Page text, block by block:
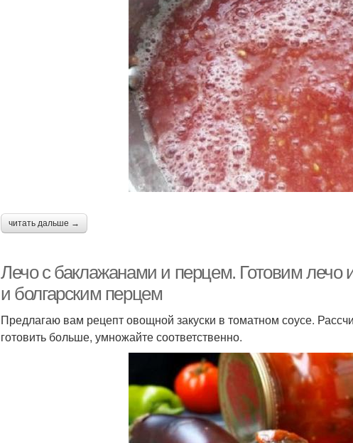
читать дальше →
Лечо с баклажанами и перцем. Готовим лечо
и болгарским перцем
Предлагаю вам рецепт овощной закуски в томатном соусе.
готовить больше, умножайте соответственно.